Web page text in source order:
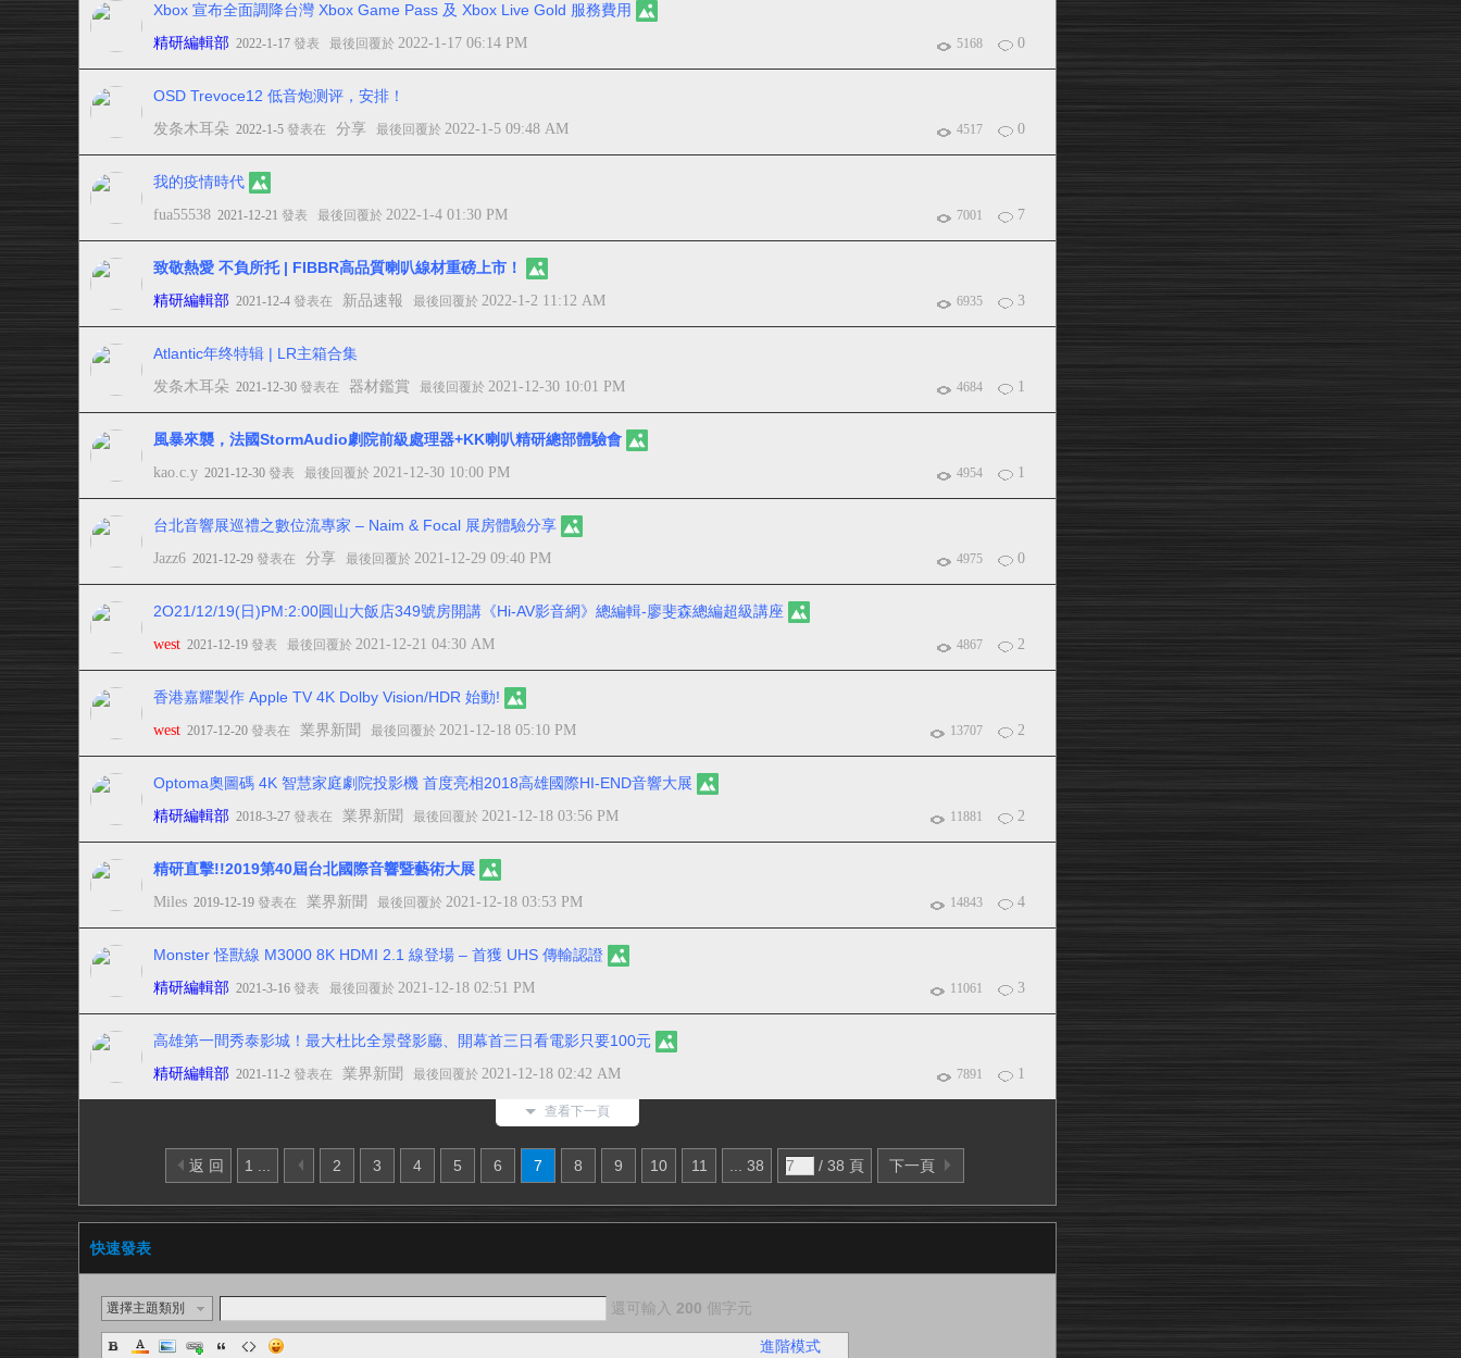
Xbox 宣布全面調降台灣 Xbox Game Pass 及 Xbox Live Gold 服務費用
5168 0
精研編輯部 2022-1-17 發表 最後回覆於 2022-1-17 06:14 PM
OSD Trevoce12 低音炮测评，安排！
4517 0
发条木耳朵 2022-1-5 發表在 分享 最後回覆於 2022-1-5 09:48 AM
我的疫情時代
7001 7
fua55538 2021-12-21 發表 最後回覆於 2022-1-4 01:30 PM
致敬熱愛 不負所托 | FIBBR高品質喇叭線材重磅上市！
6935 3
精研編輯部 2021-12-4 發表在 新品速報 最後回覆於 2022-1-2 11:12 AM
Atlantic年终特辑 | LR主箱合集
4684 1
发条木耳朵 2021-12-30 發表在 器材鑑賞 最後回覆於 2021-12-30 10:01 PM
風暴來襲，法國StormAudio劇院前級處理器+KK喇叭精研總部體驗會
4954 1
kao.c.y 2021-12-30 發表 最後回覆於 2021-12-30 10:00 PM
台北音響展巡禮之數位流專家 – Naim & Focal 展房體驗分享
4975 0
Jazz6 2021-12-29 發表在 分享 最後回覆於 2021-12-29 09:40 PM
2O21/12/19(日)PM:2:00圓山大飯店349號房開講《Hi-AV影音網》總編輯-廖斐森總編超級講座
4867 2
west 2021-12-19 發表 最後回覆於 2021-12-21 04:30 AM
香港嘉耀製作 Apple TV 4K Dolby Vision/HDR 始動!
13707 2
west 2017-12-20 發表在 業界新聞 最後回覆於 2021-12-18 05:10 PM
Optoma奧圖碼 4K 智慧家庭劇院投影機 首度亮相2018高雄國際HI-END音響大展
11881 2
精研編輯部 2018-3-27 發表在 業界新聞 最後回覆於 2021-12-18 03:56 PM
精研直擊!!2019第40屆台北國際音響暨藝術大展
14843 4
Miles 2019-12-19 發表在 業界新聞 最後回覆於 2021-12-18 03:53 PM
Monster 怪獸線 M3000 8K HDMI 2.1 線登場 – 首獲 UHS 傳輸認證
11061 3
精研編輯部 2021-3-16 發表 最後回覆於 2021-12-18 02:51 PM
高雄第一間秀泰影城！最大杜比全景聲影廳、開幕首三日看電影只要100元
7891 1
精研編輯部 2021-11-2 發表在 業界新聞 最後回覆於 2021-12-18 02:42 AM
查看下一頁
返 回 1 ... 2 3 4 5 6 7 8 9 10 11 ... 38 / 38 頁 下一頁
快速發表
選擇主題類別 還可輸入 200 個字元
進階模式